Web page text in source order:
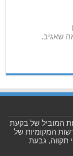
שאגיב.
המוביל של בקעת
המקומיות של
תקווה, גבעת